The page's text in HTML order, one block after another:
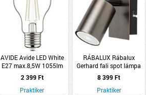
AVIDE Avide LED White
E27 max.8,5W 1055lm
filament 2db/csomag
2 399 Ft
Praktiker
RÁBALUX Rábalux
Gerhard fali spot lámpa
GU10 1x max. 15W IP20
acélszürke
8 399 Ft
Praktiker